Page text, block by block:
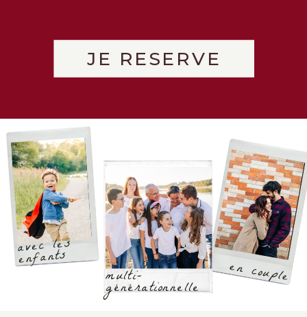
JE RESERVE
avec les
enfants
multi-
générationnelle en couple